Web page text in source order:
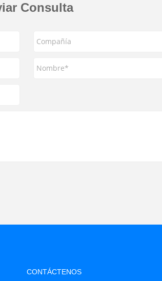
Consulta
CONTÁCTENOS